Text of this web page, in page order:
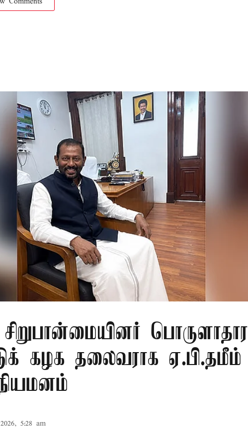
சிறுபான்மையினர் பொருளாதார
கழக தலைவராக ஏ.பி.தமீம்
5:28 am